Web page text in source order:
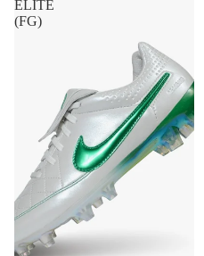
ELITE
(FG)